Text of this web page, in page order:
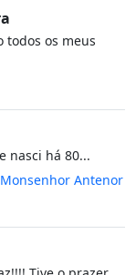
todos os meus
nasci há 80...
Antenor